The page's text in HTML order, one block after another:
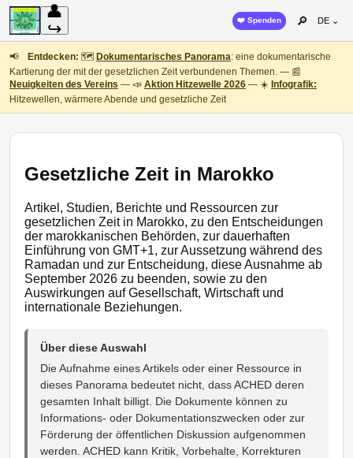
👤
↪
❤️ Spenden 🔎 DE ⌄
📢 Entdecken: 🗺️ Dokumentarisches Panorama: eine dokumentarische
Kartierung der mit der gesetzlichen Zeit verbundenen Themen. — 📰
Neuigkeiten des Vereins — 📣 Aktion Hitzewelle 2026 — ☀️ Infografik:
Hitzewellen, wärmere Abende und gesetzliche Zeit
Gesetzliche Zeit in Marokko
Artikel, Studien, Berichte und Ressourcen zur
gesetzlichen Zeit in Marokko, zu den Entscheidungen
der marokkanischen Behörden, zur dauerhaften
Einführung von GMT+1, zur Aussetzung während des
Ramadan und zur Entscheidung, diese Ausnahme ab
September 2026 zu beenden, sowie zu den
Auswirkungen auf Gesellschaft, Wirtschaft und
internationale Beziehungen.
Über diese Auswahl
Die Aufnahme eines Artikels oder einer Ressource in
dieses Panorama bedeutet nicht, dass ACHED deren
gesamten Inhalt billigt. Die Dokumente können zu
Informations- oder Dokumentationszwecken oder zur
Förderung der öffentlichen Diskussion aufgenommen
werden. ACHED kann Kritik, Vorbehalte, Korrekturen